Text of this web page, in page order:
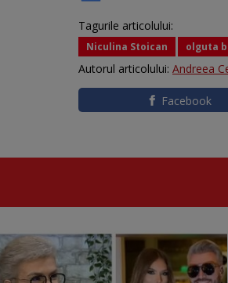
Tagurile articolului:
Niculina Stoican olguta
Autorul articolului: Andreea
Facebook